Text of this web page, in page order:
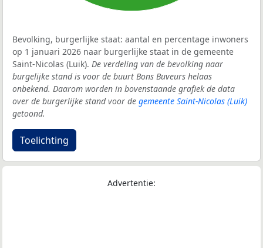
Bevolking, burgerlijke staat: aantal en percentage inwoners
op 1 januari 2026 naar burgerlijke staat in de gemeente
Saint-Nicolas (Luik). De verdeling van de bevolking naar
burgelijke stand is voor de buurt Bons Buveurs helaas
onbekend. Daarom worden in bovenstaande grafiek de data
over de burgerlijke stand voor de gemeente Saint-Nicolas (Luik)
getoond.
Toelichting
Advertentie: